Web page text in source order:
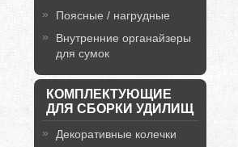
Поясные / нагрудные
Внутренние органайзеры
для сумок
КОМПЛЕКТУЮЩИЕ
ДЛЯ СБОРКИ УДИЛИЩ
Декоративные колечки